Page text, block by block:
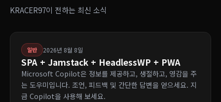
KRACER97이 전하는 최신 소식
일반 2026년 8월 8일
SPA + Jamstack + HeadlessWP + PWA
Microsoft Copilot은 정보를 제공하고, 생절하고, 영감을 주
는 도우미입니다. 조언, 피드백 및 간단한 답변을 얻으세요. 지
금 Copilot을 사용해 보세요.